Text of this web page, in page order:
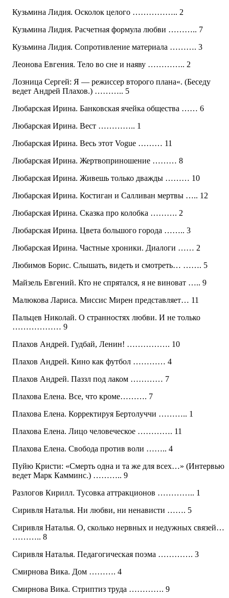
Кузьмина Лидия. Осколок целого …………….. 2
Кузьмина Лидия. Расчетная формула любви ……….. 7
Кузьмина Лидия. Сопротивление материала ………. 3
Леонова Евгения. Тело во сне и наяву ………….. 2
Лозница Сергей: Я — режиссер второго плана«. (Беседу
ведет Андрей Плахов.) ……….. 5
Любарская Ирина. Банковская ячейка общества …… 6
Любарская Ирина. Вест ………….. 1
Любарская Ирина. Весь этот Vogue ……… 11
Любарская Ирина. Жертвоприношение ……… 8
Любарская Ирина. Живешь только дважды ……… 10
Любарская Ирина. Костиган и Салливан мертвы ….. 12
Любарская Ирина. Сказка про колобка ………. 2
Любарская Ирина. Цвета большого города …….. 3
Любарская Ирина. Частные хроники. Диалоги …… 2
Любимов Борис. Слышать, видеть и смотреть… ……. 5
Майзель Евгений. Кто не спрятался, я не виноват ….. 9
Малюкова Лариса. Миссис Мирен представляет… 11
Пальцев Николай. О странностях любви. И не только
……………… 9
Плахов Андрей. Гудбай, Ленин! ……………. 10
Плахов Андрей. Кино как футбол ………… 4
Плахов Андрей. Паззл под лаком ………… 7
Плахова Елена. Все, что кроме………. 7
Плахова Елена. Корректируя Бертолуччи ……….. 1
Плахова Елена. Лицо человеческое …………. 11
Плахова Елена. Свобода против воли …….. 4
Пуйю Кристи: «Смерть одна и та же для всех…» (Интервью
ведет Марк Камминс.) ……….. 9
Разлогов Кирилл. Тусовка аттракционов ………….. 1
Сиривля Наталья. Ни любви, ни ненависти ……. 5
Сиривля Наталья. О, сколько нервных и недужных связей…
……….. 8
Сиривля Наталья. Педагогическая поэма …………. 3
Смирнова Вика. Дом ………. 4
Смирнова Вика. Стриптиз труда …………. 9